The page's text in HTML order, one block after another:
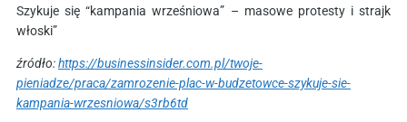
Szykuje się “kampania wrześniowa” – masowe protesty i strajk
włoski”
źródło:https://businessinsider.com.pl/twoje-
pieniadze/praca/zamrozenie-plac-w-budzetowce-szykuje-sie-
kampania-wrzesniowa/s3rb6td